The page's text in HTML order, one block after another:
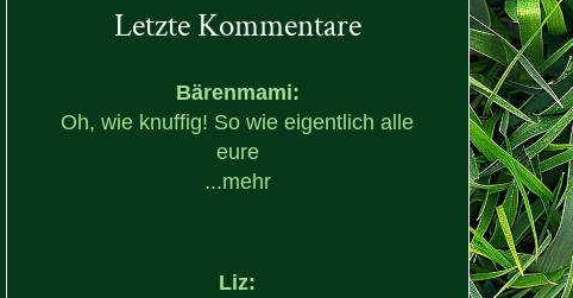
Letzte Kommentare
Bärenmami:
Oh, wie knuffig! So wie eigentlich alle
eure
...mehr
Liz: